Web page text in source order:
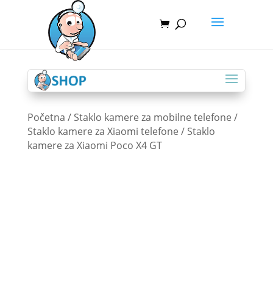
Početna / Staklo kamere za mobilne telefone /
Staklo kamere za Xiaomi telefone / Staklo
kamere za Xiaomi Poco X4 GT